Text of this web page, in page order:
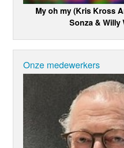
My oh my (Kris Kross
Sonza & Willy
Onze medewerkers